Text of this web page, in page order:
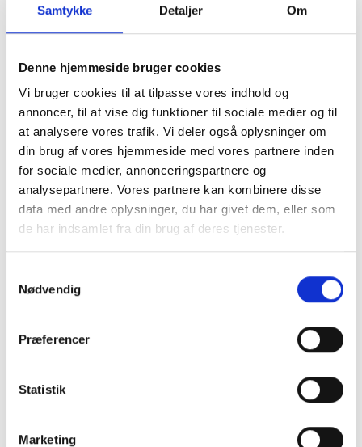
Samtykke Detaljer Om
Denne hjemmeside bruger cookies
Vi bruger cookies til at tilpasse vores indhold og
annoncer, til at vise dig funktioner til sociale medier og til
at analysere vores trafik. Vi deler også oplysninger om
din brug af vores hjemmeside med vores partnere inden
for sociale medier, annonceringspartnere og
analysepartnere. Vores partnere kan kombinere disse
data med andre oplysninger, du har givet dem, eller som
de har indsamlet fra din brug af deres tjenester.
Nødvendig
Præferencer
Statistik
Marketing
beslutningstagere og stå for leverancen i
yderste led. Hvis vi for alvor skal effektivisere,
kommunerne skal løse alting selv, siger Jens
Klarskov.
Læs hele analysen her